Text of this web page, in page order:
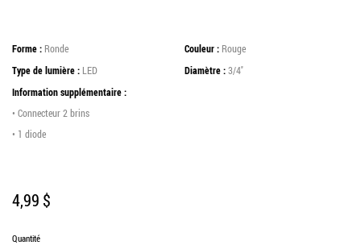
Forme Ronde
Type de lumière LED
Couleur Rouge
Diamètre 3/4''
Information supplémentaire
• Connecteur 2 brins
• 1 diode
4,99 $
Quantité